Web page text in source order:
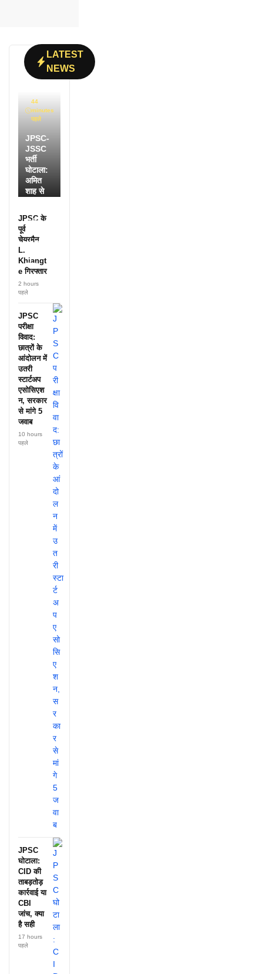
LATEST
NEWS
44
minutes
पहले
JPSC-
JSSC
भर्ती
घोटाला:
अमित
शाह से
सांसद
मनीष
जायसवा
ल, CBI
मांग
JPSC के
पूर्व
चेयरमैन
L.
Khiangt
e गिरफ्तार
2 hours
पहले
JPSC
परीक्षा
विवाद:
छात्रों के
आंदोलन में
उतरी
स्टार्टअप
एसोसिएश
न, सरकार
से मांगे 5
जवाब
10 hours
पहले
JPSC
घोटाला:
CID की
ताबड़तोड़
कार्रवाई या
CBI
जांच, क्या
है सही
17 hours
पहले